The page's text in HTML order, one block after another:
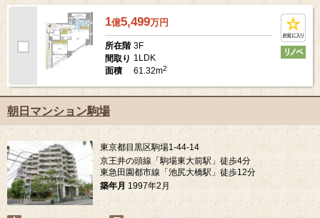
1億5,499万円
所在階 3F
間取り 1LDK
面積
61.32m2
朝日マンション駒場
東京都目黒区駒場1-44-14
京王井の頭線「駒場東大前駅」徒歩4分
東急田園都市線「池尻大橋駅」徒歩12分
築年月 1997年2月